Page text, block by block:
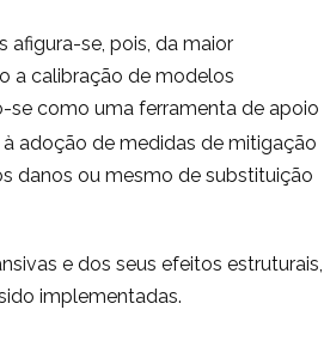
se, pois, da maior
a calibração de modelos
se como uma ferramenta de apoio
adoção de medidas de mitigação
danos ou mesmo de substituição
e dos seus efeitos estruturais,
implementadas.